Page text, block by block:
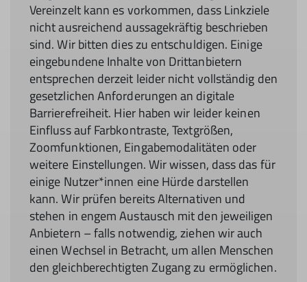
Vereinzelt kann es vorkommen, dass Linkziele
nicht ausreichend aussagekräftig beschrieben
sind. Wir bitten dies zu entschuldigen. Einige
eingebundene Inhalte von Drittanbietern
entsprechen derzeit leider nicht vollständig den
gesetzlichen Anforderungen an digitale
Barrierefreiheit. Hier haben wir leider keinen
Einfluss auf Farbkontraste, Textgrößen,
Zoomfunktionen, Eingabemodalitäten oder
weitere Einstellungen. Wir wissen, dass das für
einige Nutzer*innen eine Hürde darstellen
kann. Wir prüfen bereits Alternativen und
stehen in engem Austausch mit den jeweiligen
Anbietern – falls notwendig, ziehen wir auch
einen Wechsel in Betracht, um allen Menschen
den gleichberechtigten Zugang zu ermöglichen.